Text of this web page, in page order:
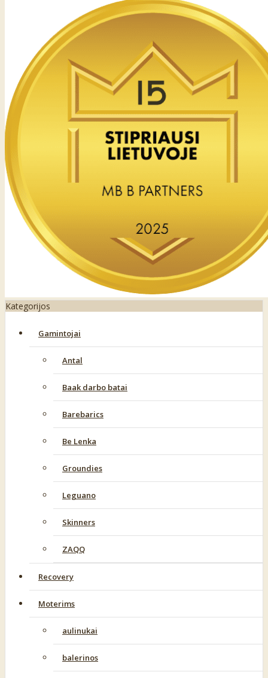
Kategorijos
Gamintojai
Antal
Baak darbo batai
Barebarics
Be Lenka
Groundies
Leguano
Skinners
ZAQQ
Recovery
Moterims
aulinukai
balerinos